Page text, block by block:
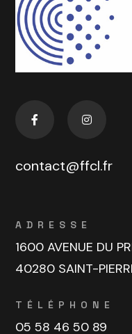
contact@ffcl.fr
ADRESSE
1600 AVENUE DU
40280 SAINT-
TÉLÉPHONE
05 58 46 50 89